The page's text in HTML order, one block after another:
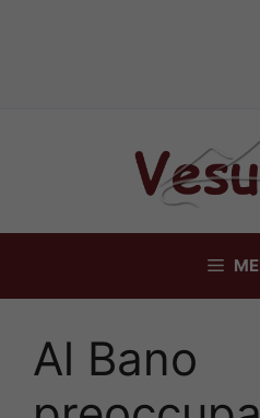
Al Bano